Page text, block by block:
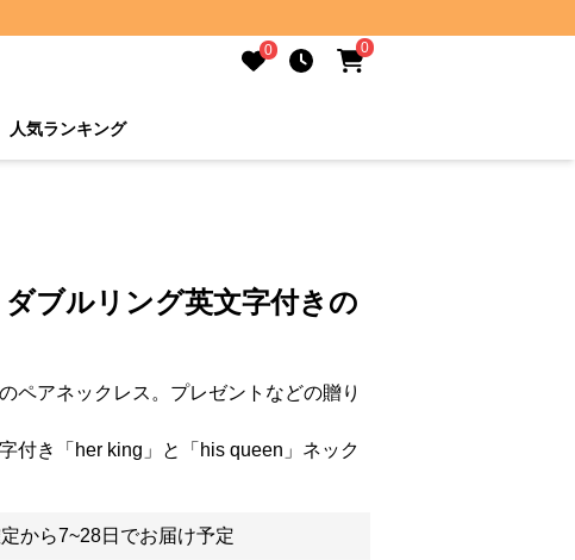
0 0
人気ランキング
ブルリング英文字付きの
ペアネックレス。プレゼントなどの贈り
付き「her king」と「his queen」ネック
から7~28日でお届け予定